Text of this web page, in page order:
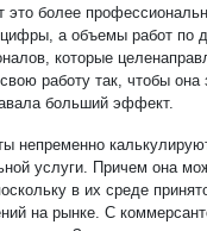
более
а объемы работ по
которые
работу так, чтобы она
больший эффект.
непременно
услуги. Причем она
в их среде
на рынке. С